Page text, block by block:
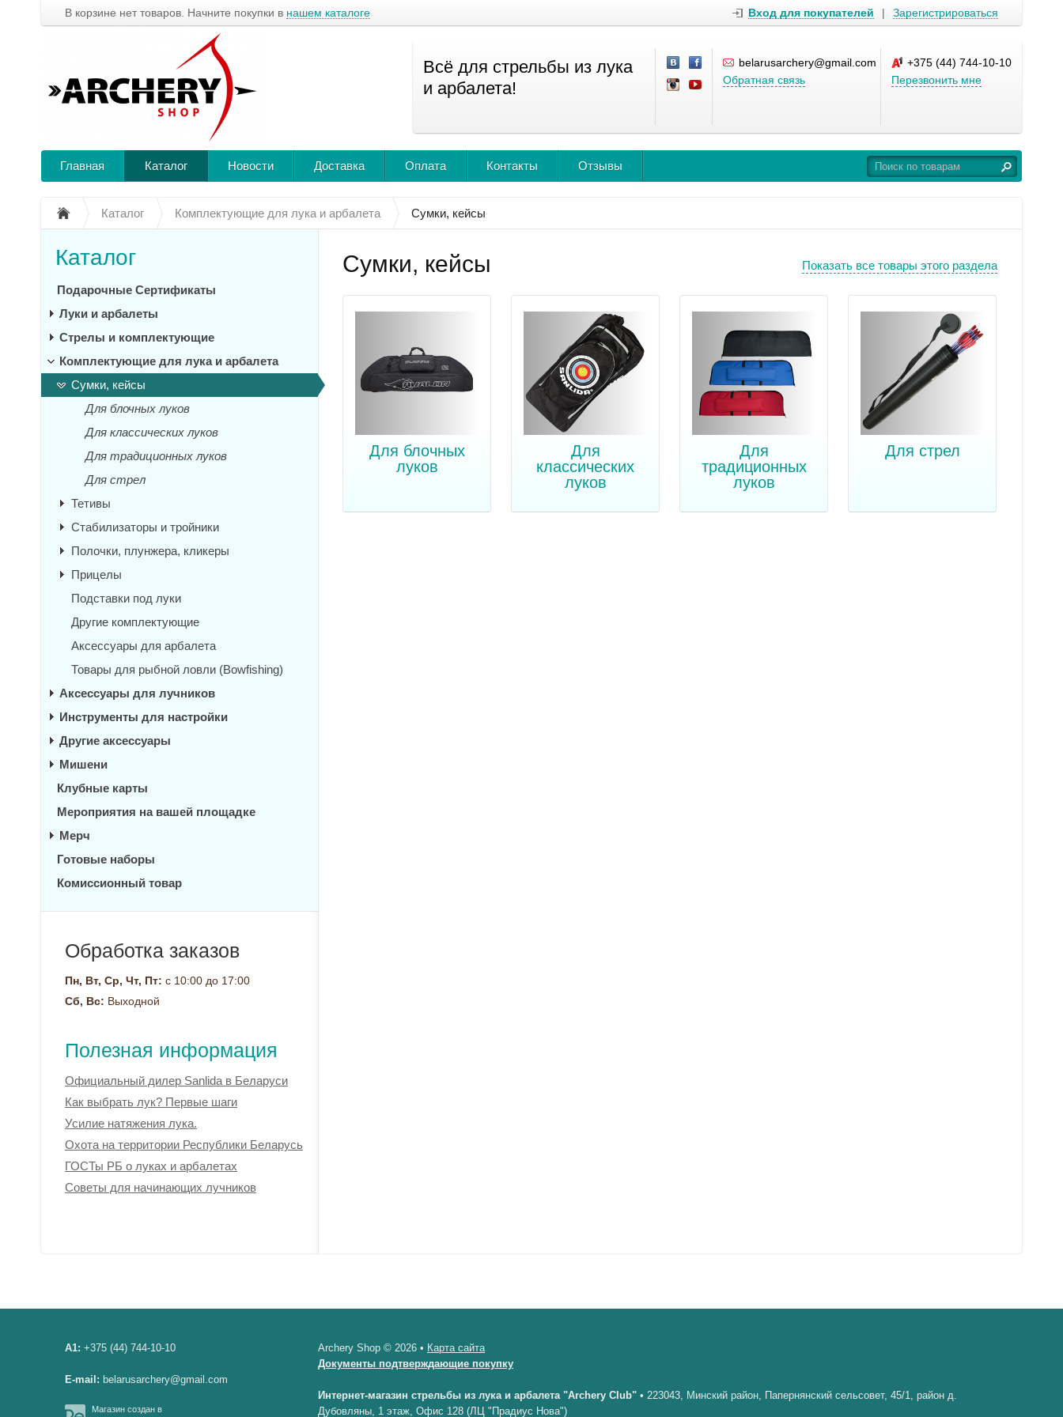
В корзине нет товаров. Начните покупки в нашем каталоге Вход для покупателей | Зарегистрироваться
Всё для стрельбы из лука
и арбалета!
belarusarchery@gmail.com
Обратная связь
+375 (44) 744-10-10
Перезвонить мне
Главная Каталог Новости Доставка Оплата Контакты Отзывы
Каталог Комплектующие для лука и арбалета Сумки, кейсы
Сумки, кейсы Показать все товары этого раздела
Для блочных
луков
Для
классических
луков
Для
традиционных
луков
Для стрел
Каталог
Подарочные Сертификаты
Луки и арбалеты
Стрелы и комплектующие
Комплектующие для лука и арбалета
Сумки, кейсы
Для блочных луков
Для классических луков
Для традиционных луков
Для стрел
Тетивы
Стабилизаторы и тройники
Полочки, плунжера, кликеры
Прицелы
Подставки под луки
Другие комплектующие
Аксессуары для арбалета
Товары для рыбной ловли (Bowfishing)
Аксессуары для лучников
Инструменты для настройки
Другие аксессуары
Мишени
Клубные карты
Мероприятия на вашей площадке
Мерч
Готовые наборы
Комиссионный товар
Обработка заказов
Пн, Вт, Ср, Чт, Пт: с 10:00 до 17:00
Сб, Вс: Выходной
Полезная информация
Официальный дилер Sanlida в Беларуси
Как выбрать лук? Первые шаги
Усилие натяжения лука.
Охота на территории Республики Беларусь
ГОСТы РБ о луках и арбалетах
Советы для начинающих лучников
A1: +375 (44) 744-10-10
E-mail: belarusarchery@gmail.com
Магазин создан в
Archery Shop © 2026 • Карта сайта
Документы подтверждающие покупку
Интернет-магазин стрельбы из лука и арбалета "Archery Club" • 223043, Минский район, Папернянский сельсовет, 45/1, район д.
Дубовляны, 1 этаж, Офис 128 (ЛЦ "Прадиус Нова")